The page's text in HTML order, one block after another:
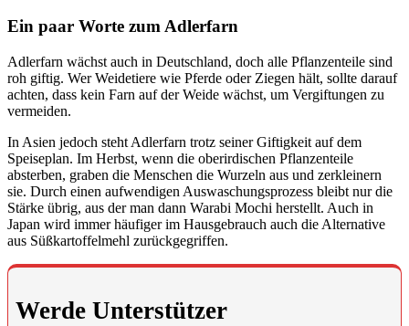
Ein paar Worte zum Adlerfarn
Adlerfarn wächst auch in Deutschland, doch alle Pflanzenteile sind
roh giftig. Wer Weidetiere wie Pferde oder Ziegen hält, sollte darauf
achten, dass kein Farn auf der Weide wächst, um Vergiftungen zu
vermeiden.
In Asien jedoch steht Adlerfarn trotz seiner Giftigkeit auf dem
Speiseplan. Im Herbst, wenn die oberirdischen Pflanzenteile
absterben, graben die Menschen die Wurzeln aus und zerkleinern
sie. Durch einen aufwendigen Auswaschungsprozess bleibt nur die
Stärke übrig, aus der man dann Warabi Mochi herstellt. Auch in
Japan wird immer häufiger im Hausgebrauch auch die Alternative
aus Süßkartoffelmehl zurückgegriffen.
Werde Unterstützer